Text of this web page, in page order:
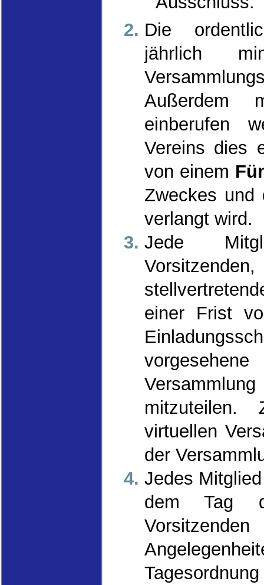
Die
jährlich
Außerdem
einberufen
Vereins dies
von einem
Zweckes und
verlangt wird.
Jede
einer Frist
mitzuteilen.
virtuellen
der
Jedes
dem Tag